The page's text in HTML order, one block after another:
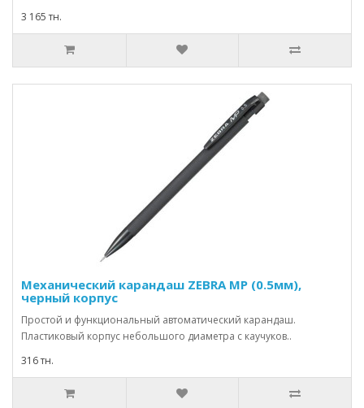
3 165 тн.
Механический карандаш ZEBRA МР (0.5мм),
черный корпус
Простой и функциональный автоматический карандаш.
Пластиковый корпус небольшого диаметра с каучуков..
316 тн.